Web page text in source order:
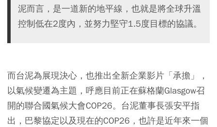
泥而言，是一道新的地平線，也就是將全球升溫
控制低在2度內，並努力堅守1.5度目標的協議。
而台泥為展現決心，也推出全新企業影片「承擔」，
以氣候變遷為主題，呼應目前正在蘇格蘭Glasgow召
開的聯合國氣候大會COP26。台泥董事長張安平指
出，巴黎協定以及現在的COP26，也許是近年來一個